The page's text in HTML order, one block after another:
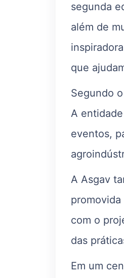
segunda
além de
que
Segundo
A
eventos,
A Asgav
promovida
com o
das
Em um